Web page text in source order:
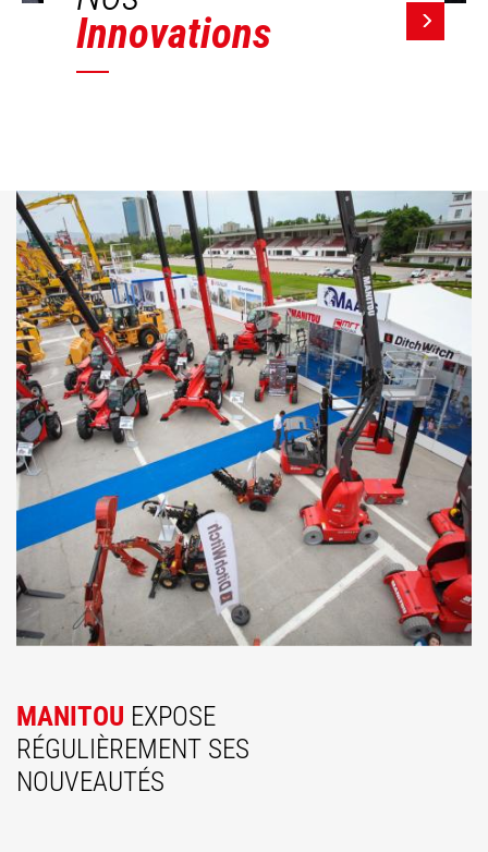
Innovations
MANITOU EXPOSE
RÉGULIÈREMENT SES
NOUVEAUTÉS